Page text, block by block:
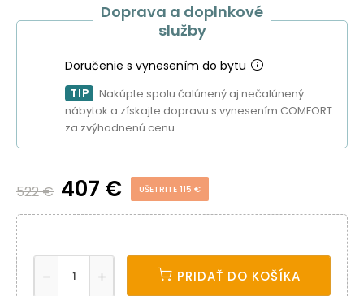
Doprava a doplnkové
služby
Doručenie s vynesením do bytu
TIP
Nakúpte spolu čalúnený aj nečalúnený
nábytok a získajte dopravu s vynesením COMFORT
za zvýhodnenú cenu.
522 € 407 € UŠETRITE 115 €
PRIDAŤ DO KOŠÍKA